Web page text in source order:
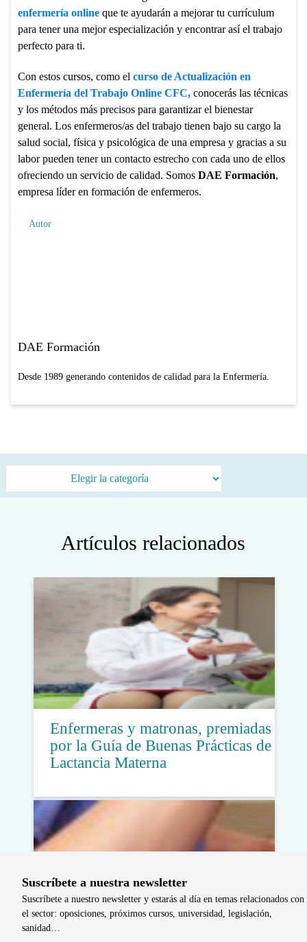
enfermería onlineque te ayudarán a mejorar tu currículum
para tener una mejor especialización y encontrar así el trabajo
perfecto para ti.
Con estos cursos, como el curso de Actualización en
Enfermería del Trabajo Online CFC, conocerás las técnicas
y los métodos más precisos para garantizar el bienestar
general. Los enfermeros/as del trabajo tienen bajo su cargo la
salud social, física y psicológica de una empresa y gracias a su
labor pueden tener un contacto estrecho con cada uno de ellos
ofreciendo un servicio de calidad. Somos DAE Formación,
empresa líder en formación de enfermeros.
Autor
DAE Formación
Desde 1989 generando contenidos de calidad para la Enfermería.
Artículos relacionados
Enfermeras y matronas, premiadas
por la Guía de Buenas Prácticas de
Lactancia Materna
Suscríbete a nuestra newsletter
Suscríbete a nuestro newsletter y estarás al día en temas relacionados con
el sector: oposiciones, próximos cursos, universidad, legislación,
sanidad…